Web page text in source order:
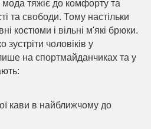
тяжіє до комфорту та
та свободи. Тому настільки
костюми і вільні м'які брюки.
чоловіків у
на спортмайданчиках та у
кави в найближчому до